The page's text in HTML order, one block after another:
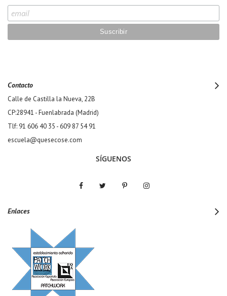
Contacto
Calle de Castilla la Nueva, 22B
CP:28941 - Fuenlabrada (Madrid)
Tlf: 91 606 40 35 - 609 87 54 91
escuela@quesecose.com
SÍGUENOS
Enlaces